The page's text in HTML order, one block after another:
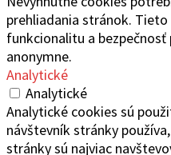
prehliadania stránok.
funkcionalitu a
anonymne.
Analytické
Analytické
Analytické cookies sú
návštevník stránky
stránky sú najviac